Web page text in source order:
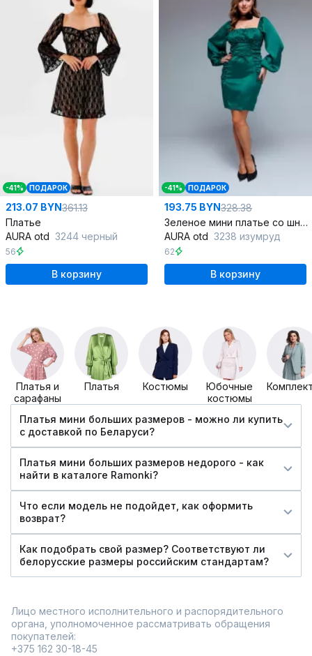
-41% ПОДАРОК
213.07 BYN361.13
Платье
AURA otd 3244 черный
56
В корзину
-41% ПОДАРОК
193.75 BYN328.38
Зеленое мини платье со шнуровкой спереди
AURA otd 3238 изумруд
62
В корзину
Платья и
сарафаны
Платья Костюмы
Юбочные
костюмы
Платья мини больших размеров - можно ли купить
c доставкой по Беларуси?
Платья мини больших размеров недорого - как
найти в каталоге Ramonki?
Что если модель не подойдет, как оформить
возврат?
Как подобрать свой размер? Соответствуют ли
белорусские размеры российским стандартам?
Лицо местного исполнительного и распорядительного
органа, уполномоченное рассматривать обращения
покупателей:
+375 162 30-18-45